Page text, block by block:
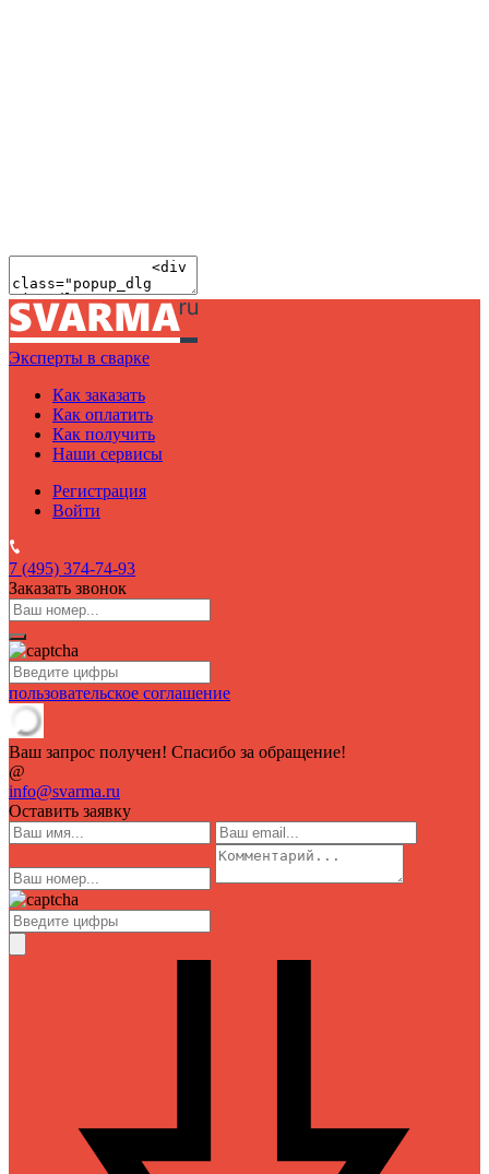
Эксперты в сварке
Как заказать
Как оплатить
Как получить
Наши сервисы
Регистрация
Войти
7 (495) 374-74-93
Заказать звонок
пользовательское соглашение
Ваш запрос получен! Спасибо за обращение!
@
info@svarma.ru
Оставить заявку